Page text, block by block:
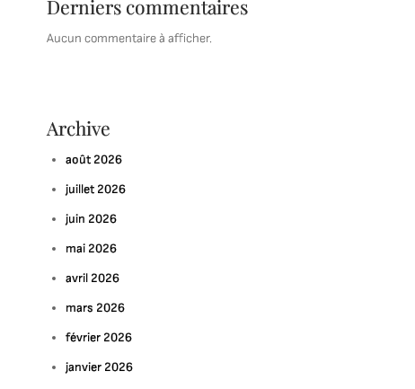
Derniers commentaires
Aucun commentaire à afficher.
Archive
août 2026
juillet 2026
juin 2026
mai 2026
avril 2026
mars 2026
février 2026
janvier 2026